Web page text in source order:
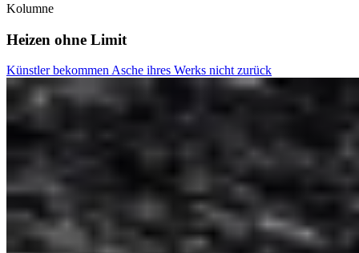
Kolumne
Heizen ohne Limit
Künstler bekommen Asche ihres Werks nicht zurück